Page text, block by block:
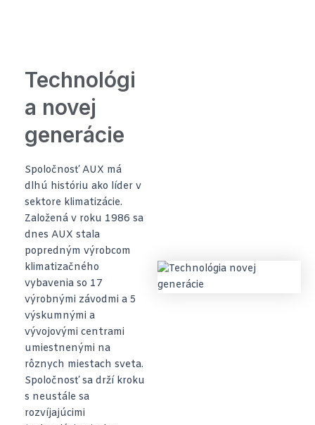
Technológi
a novej
generácie
Spoločnosť AUX má
dlhú históriu ako líder v
sektore klimatizácie.
Založená v roku 1986 sa
dnes AUX stala
popredným výrobcom
klimatizačného
vybavenia so 17
výrobnými závodmi a 5
výskumnými a
vývojovými centrami
umiestnenými na
rôznych miestach sveta.
Spoločnosť sa drží kroku
s neustále sa
rozvíjajúcimi